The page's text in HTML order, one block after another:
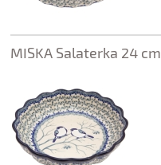
MISKA Salaterka 24 cm